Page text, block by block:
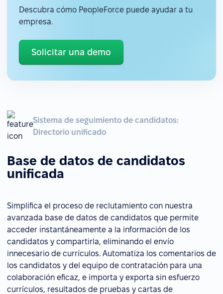
Descubra cómo PeopleForce puede ayudar a tu
empresa.
Solicitar una demo
Sistema de seguimiento de candidatos:
Directorio unificado
Base de datos de candidatos
unificada
Simplifica el proceso de reclutamiento con nuestra
avanzada base de datos de candidatos que permite
acceder instantáneamente a la información de los
candidatos y compartirla, eliminando el envío
innecesario de currículos. Automatiza los comentarios de
los candidatos y del equipo de contratación para una
colaboración eficaz, e importa y exporta sin esfuerzo
currículos, resultados de pruebas y cartas de